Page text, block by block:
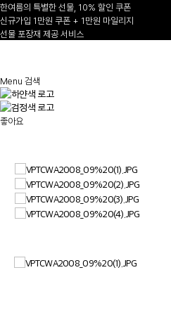
한여름의 특별한 선물, 10% 할인 쿠폰
신규가입 1만원 쿠폰 + 1만원 마일리지
선물 포장재 제공 서비스
Menu 검색
좋아요